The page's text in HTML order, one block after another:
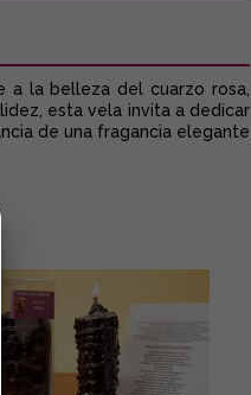
a la belleza del cuarzo rosa,
esta vela invita a dedicar
de una fragancia elegante